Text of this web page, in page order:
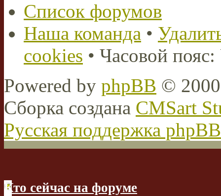
Список форумов
Наша команда •
cookies • Часовой
Powered by phpBB ©
Сборка создана CMSart
Русская поддержка phpBB
Кто сейчас на форуме